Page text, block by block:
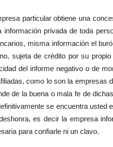
particular obtiene una
información privada de toda
misma información el
sujeta de crédito por su
del informe negativo o de
como lo son la empresas
de la buena o mala fe de
se encuentra usted
es decir la empresa
para confiarle ni un clavo.